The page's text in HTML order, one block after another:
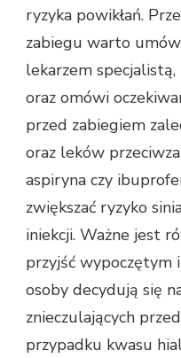
ryzyka powikłań.
zabiegu warto
lekarzem
oraz omówi
przed zabiegiem
oraz leków
aspiryna czy
zwiększać ryzyko
iniekcji. Ważne jest
przyjść wypoczętym
osoby decydują się
znieczulających
przypadku kwasu